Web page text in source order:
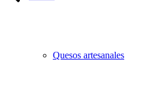
Quesos artesanales